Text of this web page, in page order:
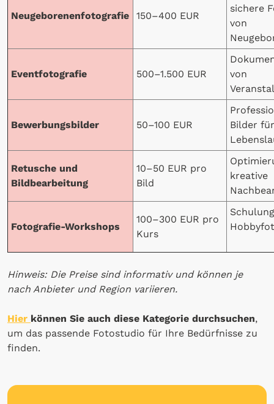
Neugeborenenfotografie 150–400 EUR
sichere
von
Eventfotografie 500–1.500 EUR
von
Bewerbungsbilder 50–100 EUR
Bilder
Retusche und
Bildbearbeitung
10–50 EUR pro
Bild
kreative
Fotografie-Workshops
100–300 EUR pro
Kurs
Hinweis: Die Preise sind informativ und können je
nach Anbieter und Region variieren.
Hier können Sie auch diese Kategorie durchsuchen,
um das passende Fotostudio für Ihre Bedürfnisse zu
finden.